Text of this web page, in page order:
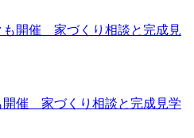
開催 家づくり相談と完成見学